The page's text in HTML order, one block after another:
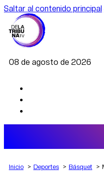
Saltar al contenido principal
08 de agosto de 2026
Inicio Deportes Básquet